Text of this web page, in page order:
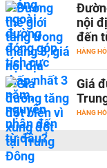
nội
đến
HÀNG
Giá
HÀNG